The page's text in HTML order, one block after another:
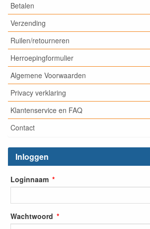
Betalen
Verzending
Ruilen/retourneren
Herroepingformulier
Algemene Voorwaarden
Privacy verklaring
Klantenservice en FAQ
Contact
Inloggen
Loginnaam
Wachtwoord